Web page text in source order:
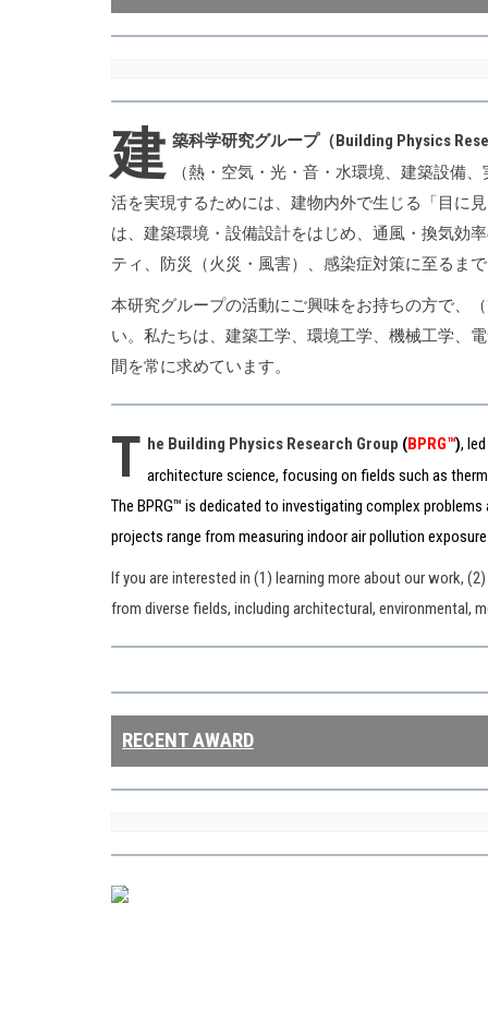
建 築科学研究グループ（Building Physics
（熱・空気・光・音・水環境、建築設備
活を実現するためには、建物内外で生じる「目に
は、建築環境・設備設計をはじめ、通風・換気効
ティ、防災（火災・風害）、感染症対策に至るま
本研究グループの活動にご興味をお持ちの方で、
い。私たちは、建築工学、環境工学、機械工学、
間を常に求めています。
T he Building Physics Research Group (BPRG™),
architecture science, focusing on fields such as
The BPRG™ is dedicated to investigating complex
projects range from measuring indoor air pollution
If you are interested in (1) learning more about our work,
from diverse fields, including architectural, environmental,
RECENT AWARD